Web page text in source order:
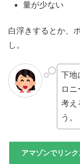
量が少ない
白浮きするとか、
し。
下地
ロ
考え
う。
アマゾンでリン